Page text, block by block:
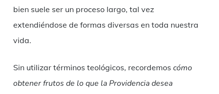
bien suele ser un proceso largo, tal vez
extendiéndose de formas diversas en toda nuestra
vida.
Sin utilizar términos teológicos, recordemos cómo
obtener frutos de lo que la Providencia desea